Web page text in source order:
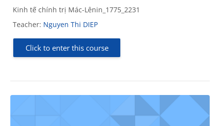
Kinh tế chính trị Mác-Lênin_1775_2231
Teacher: Nguyen Thi DIEP
Click to enter this course